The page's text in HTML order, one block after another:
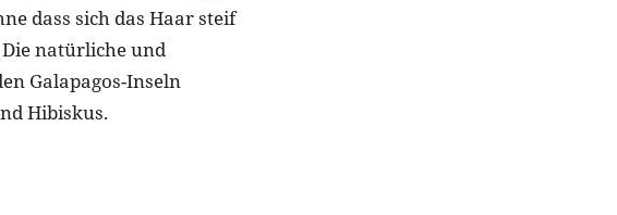
dass sich das Haar steif
natürliche und
Galapagos-Inseln
Hibiskus.